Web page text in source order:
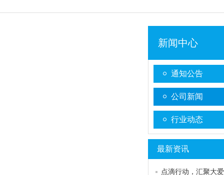
新闻中心
通知公告
公司新闻
行业动态
最新资讯
点滴行动，汇聚大爱